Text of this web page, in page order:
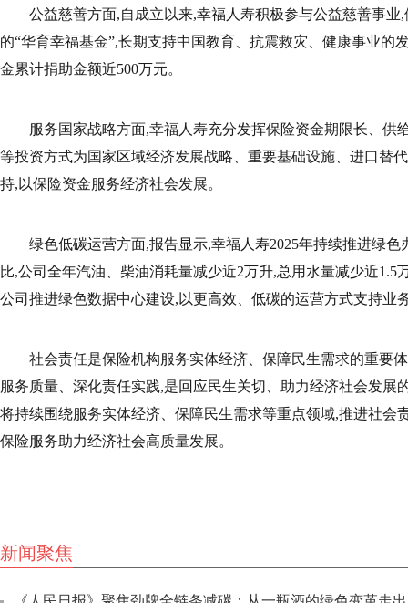
公益慈善方面,自成立以来,幸福人寿积极参与公益慈善事业
的“华育幸福基金”,长期支持中国教育、抗震救灾、健康事业的
金累计捐助金额近500万元。
服务国家战略方面,幸福人寿充分发挥保险资金期限长、供
等投资方式为国家区域经济发展战略、重要基础设施、进口替
持,以保险资金服务经济社会发展。
绿色低碳运营方面,报告显示,幸福人寿2025年持续推进绿色
比,公司全年汽油、柴油消耗量减少近2万升,总用水量减少近1.5
公司推进绿色数据中心建设,以更高效、低碳的运营方式支持业
社会责任是保险机构服务实体经济、保障民生需求的重要
服务质量、深化责任实践,是回应民生关切、助力经济社会发展
将持续围绕服务实体经济、保障民生需求等重点领域,推进社会
保险服务助力经济社会高质量发展。
新闻聚焦